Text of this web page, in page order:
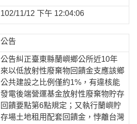
102/11/12 下午 12:04:06
公告
公告糾正臺東縣蘭嶼鄉公所近10年
來以低放射性廢棄物回饋金支應該鄉
公共建設之比例僅約1%，有違核能
發電後端營運基金放射性廢棄物貯存
回饋要點第6點規定；又執行蘭嶼貯
存場土地租用配套回饋金，悖離台灣